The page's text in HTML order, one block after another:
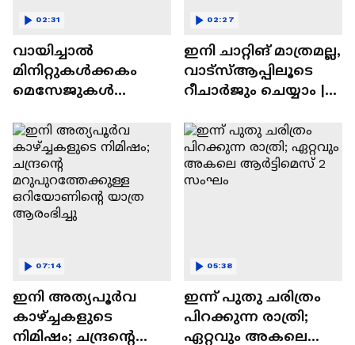
വായിച്ചാൽ
മിനിറ്റുകൾക്കകം
മെസേജുകള്‍
WhatsApp | Tech Talk
02:31
ഇനി ചാറ്റിങ് മാത്രമല്ല,
വാട്‌സ്‌ആപ്പിലൂടെ
റീചാർജും ചെയ്യാം |
Tech Talk
02:27
ഇനി അത്യപൂര്‍വ
കാഴ്ച്ചകളുടെ
നിമിഷം; ചന്ദ്രന്റെ
07:14
ഇന്ന് പുതു ചരിത്രം
പിറക്കുന്ന രാത്രി;
ഏറ്റവും അകലെ
05:38